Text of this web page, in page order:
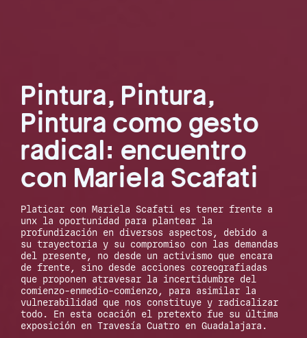
Pintura, Pintura,
Pintura como gesto
radical: encuentro
con Mariela Scafati
Platicar con Mariela Scafati es tener frente a
unx la oportunidad para plantear la
profundización en diversos aspectos, debido a
su trayectoria y su compromiso con las demandas
del presente, no desde un activismo que encara
de frente, sino desde acciones coreografiadas
que proponen atravesar la incertidumbre del
comienzo-enmedio-comienzo, para asimilar la
vulnerabilidad que nos constituye y radicalizar
todo. En esta ocación el pretexto fue su última
exposición en Travesía Cuatro en Guadalajara.